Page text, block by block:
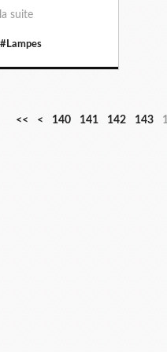
suite
#Lampes
<< <
1
1
1
1
140 141 142 143